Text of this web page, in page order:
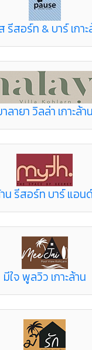
รีสอร์ท & บาร์ เกาะ
ลายา วิลล่า เกาะล้าน
าน รีสอร์ท บาร์ แอน
มีใจ พูลวิว เกาะล้าน